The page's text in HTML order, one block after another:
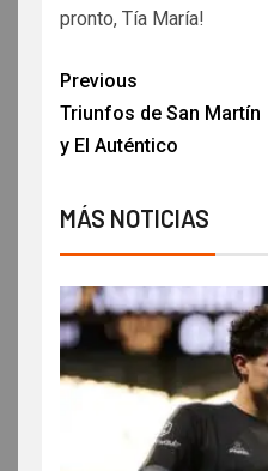
pronto, Tía María!
Previous
Triunfos de San Martín
y El Auténtico
MÁS NOTICIAS